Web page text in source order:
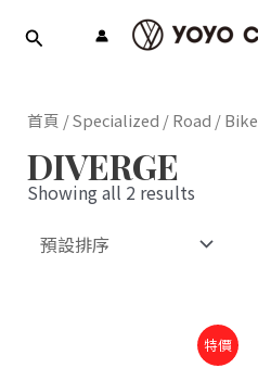
首頁 /Specialized /Road /Bike
DIVERGE
Showing all 2 results
特價